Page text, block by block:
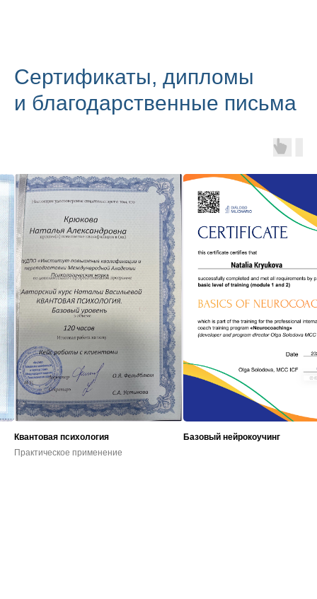
Сертификаты, дипломы
и благодарственные письма
Квантовая психология
Практическое применение
Базовый нейрокоучинг